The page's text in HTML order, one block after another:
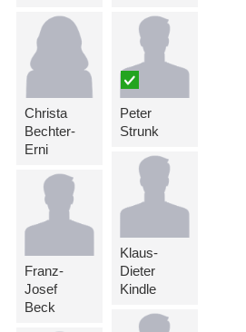
Christa
Bechter-
Erni
Franz-
Josef
Beck
Peter
Strunk
Klaus-
Dieter
Kindle